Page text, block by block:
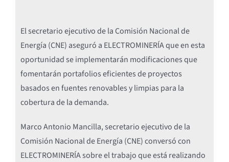
El secretario ejecutivo de la Comisión Nacional de
Energía (CNE) aseguró a ELECTROMINERÍA que en esta
oportunidad se implementarán modificaciones que
fomentarán portafolios eficientes de proyectos
basados en fuentes renovables y limpias para la
cobertura de la demanda.
Marco Antonio Mancilla, secretario ejecutivo de la
Comisión Nacional de Energía (CNE) conversó con
ELECTROMINERÍA sobre el trabajo que está realizando